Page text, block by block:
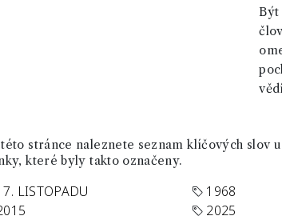
Být
stránce naleznete seznam klíčových slov
které byly takto označeny.
LISTOPADU 1968
2025